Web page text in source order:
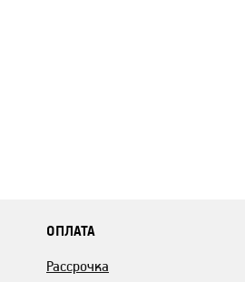
ОПЛАТА
Рассрочка